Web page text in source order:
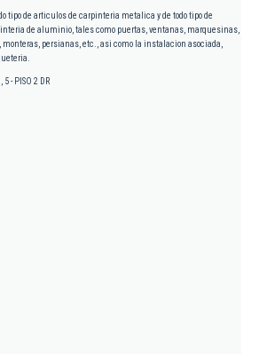
tipo de articulos de carpinteria metalica y de todo tipo de
de aluminio, tales como puertas, ventanas, marquesinas,
monteras, persianas, etc., asi como la instalacion asociada,
- PISO 2 DR